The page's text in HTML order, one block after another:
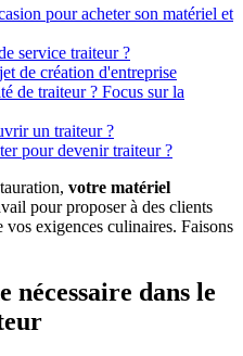
pour acheter son matériel et
service traiteur ?
de création d'entreprise
de traiteur ? Focus sur la
un traiteur ?
pour devenir traiteur ?
votre matériel
pour proposer à des clients
vos exigences culinaires. Faisons
nécessaire dans le